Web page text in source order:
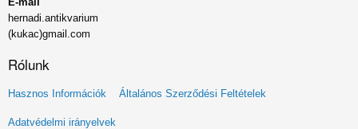
hernadi.antikvarium
(kukac)gmail.com
Rólunk
Lábléc
menü
Hasznos Információk Általános Szerződési Feltételek
Adatvédelmi irányelvek